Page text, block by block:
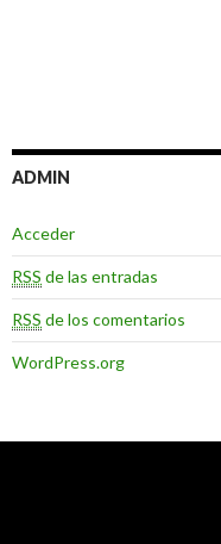
ADMIN
Acceder
RSS de las entradas
RSS de los comentarios
WordPress.org